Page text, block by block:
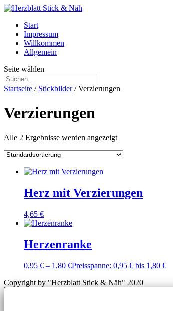
Start
Impressum
Willkommen
Allgemein
Seite wählen
Startseite / Stickbilder/ Verzierungen
Verzierungen
Alle 2 Ergebnisse werden angezeigt
Herz mit Verzierungen
4,65 €
Herzenranke
0,95 € – 1,80 €Preisspanne: 0,95 € bis 1,80 €
Copyright by "Herzblatt Stick & Näh" 2020